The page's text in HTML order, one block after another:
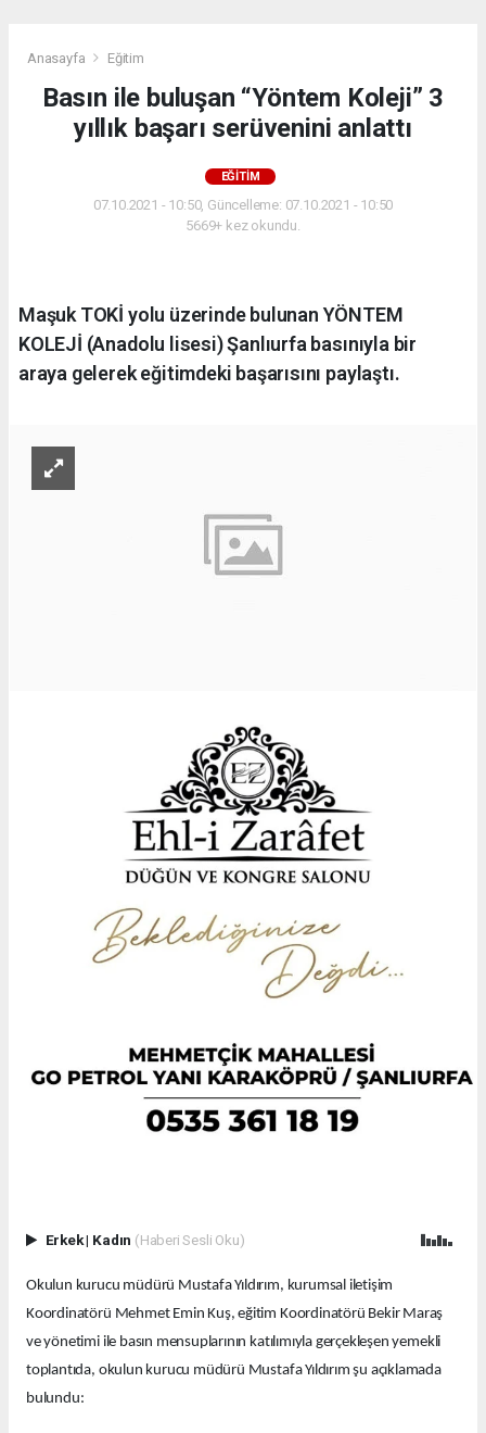
Anasayfa Eğitim
Basın ile buluşan “Yöntem Koleji” 3
yıllık başarı serüvenini anlattı
EĞITIM
07.10.2021 - 10:50, Güncelleme: 07.10.2021 - 10:50
5669+ kez okundu.
Maşuk TOKİ yolu üzerinde bulunan YÖNTEM
KOLEJİ (Anadolu lisesi) Şanlıurfa basınıyla bir
araya gelerek eğitimdeki başarısını paylaştı.
Erkek| Kadın (Haberi Sesli Oku)
Okulun kurucu müdürü Mustafa Yıldırım, kurumsal iletişim
Koordinatörü Mehmet Emin Kuş, eğitim Koordinatörü Bekir Maraş
ve yönetimi ile basın mensuplarının katılımıyla gerçekleşen yemekli
toplantıda, okulun kurucu müdürü Mustafa Yıldırım şu açıklamada
bulundu: